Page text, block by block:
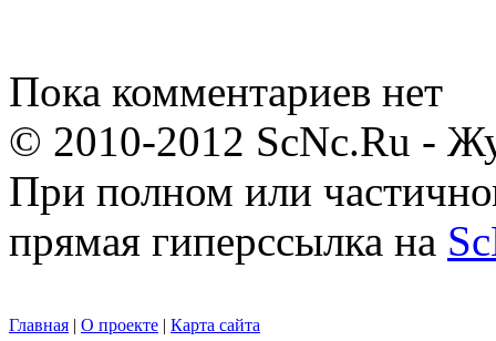
Пока комментариев нет
© 2010-2012 ScNc.Ru -
При полном или
прямая гиперссылка на
Главная | О проекте | Карта сайта